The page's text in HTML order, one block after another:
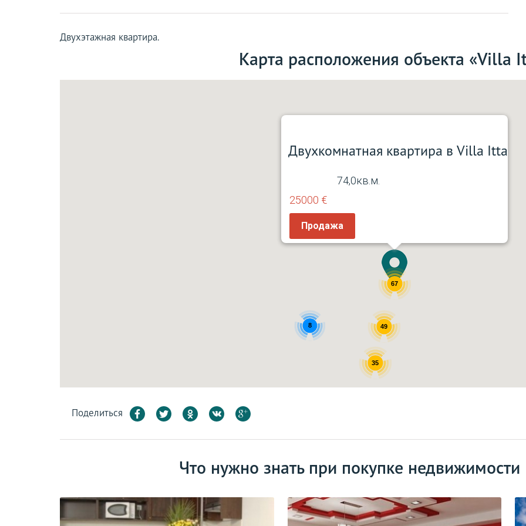
Двухэтажная квартира.
Карта расположения объекта «Villa
67
35
49
8
Двухкомнатная квартира в Villa Itta
74,0кв.м.
25000 €
Продажа
Поделиться
Что нужно знать при покупке недвижимости